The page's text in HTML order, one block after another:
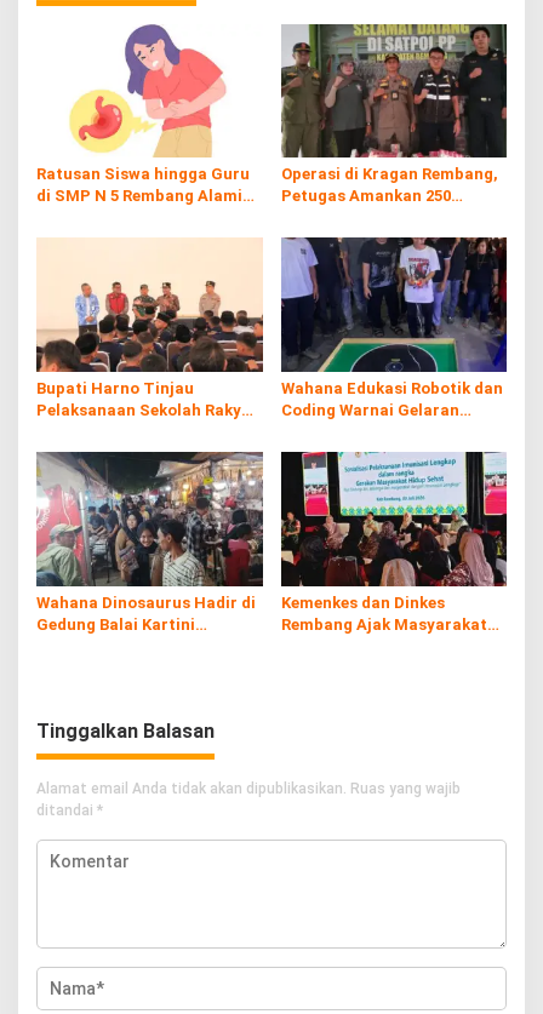
Ratusan Siswa hingga Guru
di SMP N 5 Rembang Alami
Operasi di Kragan Rembang,
Petugas Amankan 250
Bupati Harno Tinjau
Pelaksanaan Sekolah Rakyat
Wahana Edukasi Robotik dan
Coding Warnai Gelaran
Wahana Dinosaurus Hadir di
Gedung Balai Kartini
Kemenkes dan Dinkes
Rembang Ajak Masyarakat
Tinggalkan Balasan
Alamat email Anda tidak akan dipublikasikan. Ruas yang wajib
ditandai *